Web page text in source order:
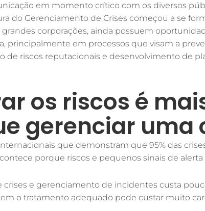
em momento crítico com os diversos
do Gerenciamento de Crises começou a se
corporações, ainda possuem
principalmente em processos que visam a
de riscos reputacionais e desenvolvimento de
os riscos é
gerenciar uma
que demonstram que 95% das
porque riscos e pequenos sinais de alerta
crises e gerenciamento de incidentes custa
o tratamento adequado pode custar muito